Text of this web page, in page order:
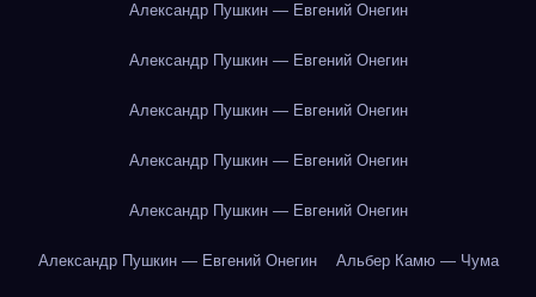
Александр Пушкин — Евгений Онегин
Александр Пушкин — Евгений Онегин
Александр Пушкин — Евгений Онегин
Александр Пушкин — Евгений Онегин
Александр Пушкин — Евгений Онегин
Александр Пушкин — Евгений Онегин Альбер Камю — Чума